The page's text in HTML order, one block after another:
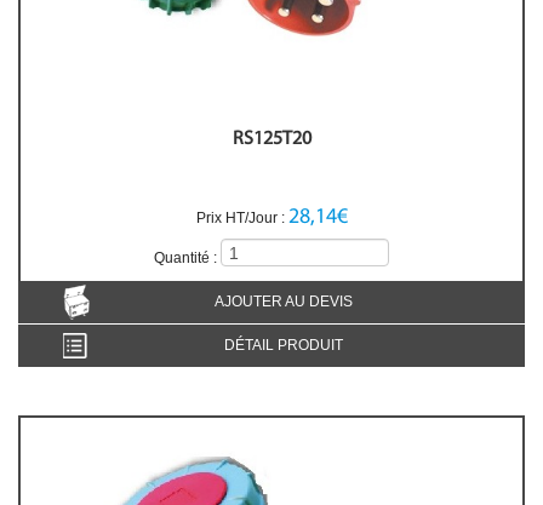
RS125T20
Prix HT/Jour : 28,14€
Quantité :
AJOUTER AU DEVIS
DÉTAIL PRODUIT